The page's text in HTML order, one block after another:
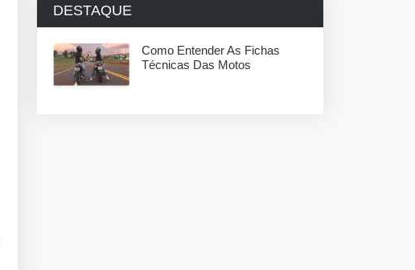
DESTAQUE
Como Entender As Fichas
Técnicas Das Motos